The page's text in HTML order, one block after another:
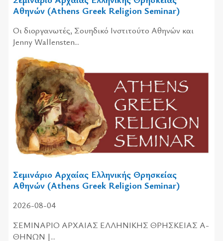
Αθηνών (Athens Greek Religion Seminar)
Οι διοργανωτές, Σουηδικό Ινστιτούτο Αθηνών και
Jenny Wallensten...
Σεμινάριο Αρχαίας Ελληνικής Θρησκείας
Αθηνών (Athens Greek Religion Seminar)
2026-08-04
ΣΕ­ΜΙ­ΝΑ­ΡΙΟ­ ΑΡ­ΧΑΙΑ­Σ ΕΛ­ΛΗ­ΝΙ­ΚΗ­Σ ΘΡΗ­ΣΚΕΙΑ­Σ Α­
ΘΗ­ΝΩΝ |...